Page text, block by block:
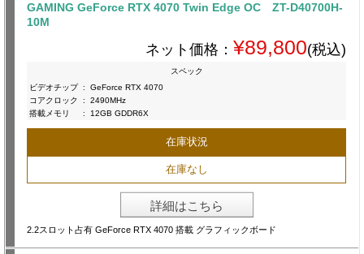
GAMING GeForce RTX 4070 Twin Edge OC ZT-D40700H-
10M
ネット価格： ¥89,800(税込)
スペック
ビデオチップ :
GeForce RTX 4070
コアクロック
:
2490MHz
搭載メモリ
: 12GB GDDR6X
在庫状況
在庫なし
詳細はこちら
2.2スロット占有 GeForce RTX 4070 搭載 グラフィックボード